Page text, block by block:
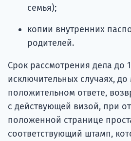
семья);
копии внутренних
родителей.
Срок рассмотрения дела до
исключительных случаях,
положительном ответе,
с действующей визой, при
положенной странице
соответствующий штамп,